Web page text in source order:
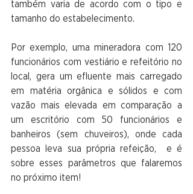
também varia de acordo com o tipo e
tamanho do estabelecimento.
Por exemplo, uma mineradora com 120
funcionários com vestiário e refeitório no
local, gera um efluente mais carregado
em matéria orgânica e sólidos e com
vazão mais elevada em comparação a
um escritório com 50 funcionários e
banheiros (sem chuveiros), onde cada
pessoa leva sua própria refeição,  e é
sobre esses parâmetros que falaremos
no próximo item!